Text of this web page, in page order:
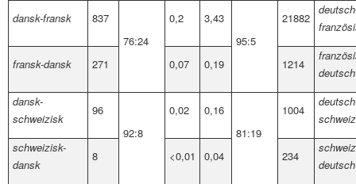
dansk-fransk
837
76:24
0,2
3,43
95:5
21882
fransk-dansk 271 0,07 0,19 1214
deutsch
dansk-
schweizisk
96
92:8
0,02
0,16
81:19
1004
schweizisk-
dansk
8 <0,01 0,04 234
deutsch